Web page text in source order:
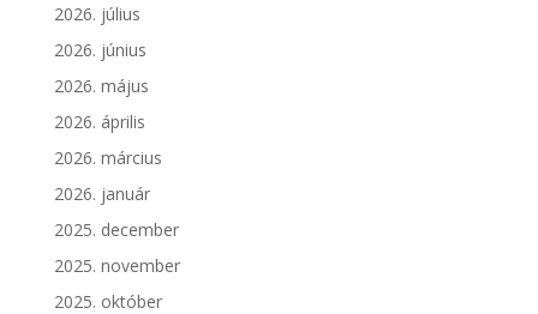
2026. július
2026. június
2026. május
2026. április
2026. március
2026. január
2025. december
2025. november
2025. október